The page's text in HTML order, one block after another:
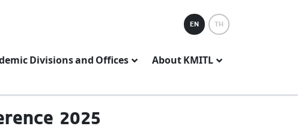
EN TH
Divisions and Offices
About KMITL
2025